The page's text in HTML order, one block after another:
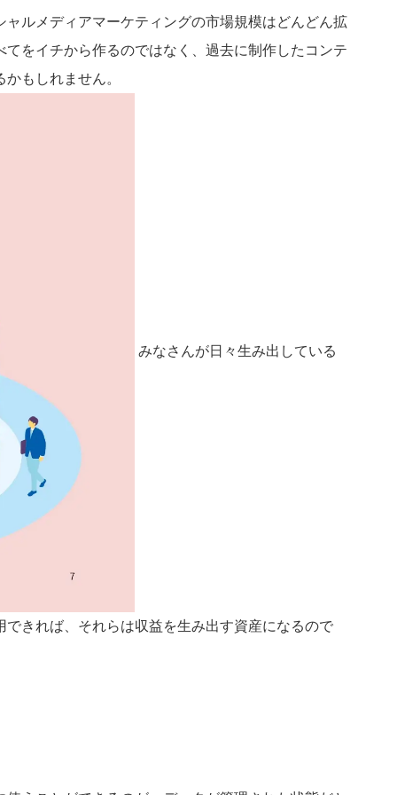
ルメディアマーケティングの市場規模はどんどん拡
をイチから作るのではなく、過去に制作したコンテ
もしれません。
みなさんが日々生み出している
きれば、それらは収益を生み出す資産になるので